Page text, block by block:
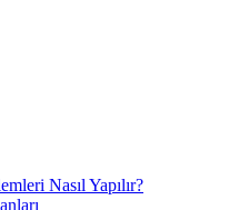
Nasıl Yapılır?